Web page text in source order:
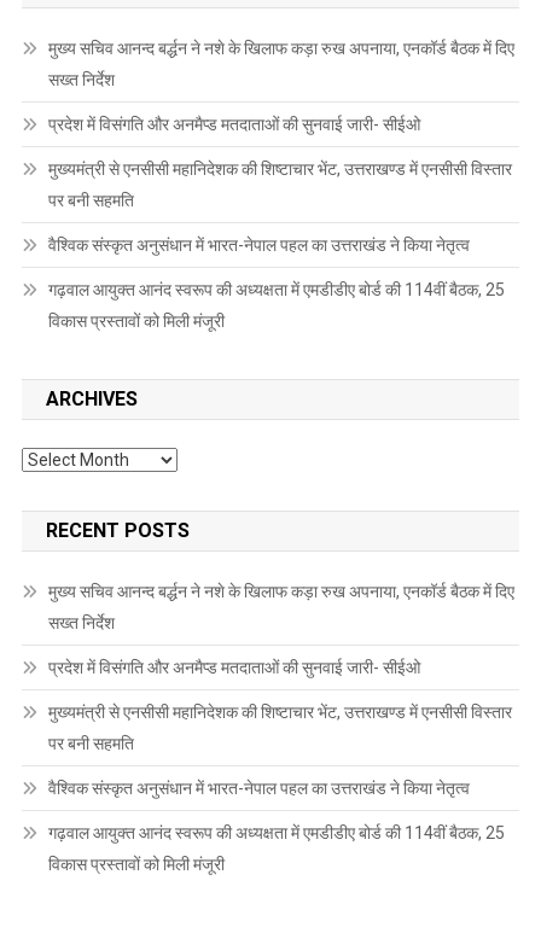
मुख्य सचिव आनन्द बर्द्धन ने नशे के खिलाफ कड़ा रुख अपनाया, एनकॉर्ड बैठक में दिए
सख्त निर्देश
प्रदेश में विसंगति और अनमैप्ड मतदाताओं की सुनवाई जारी- सीईओ
मुख्यमंत्री से एनसीसी महानिदेशक की शिष्टाचार भेंट, उत्तराखण्ड में एनसीसी विस्तार
पर बनी सहमति
वैश्विक संस्कृत अनुसंधान में भारत-नेपाल पहल का उत्तराखंड ने किया नेतृत्व
गढ़वाल आयुक्त आनंद स्वरूप की अध्यक्षता में एमडीडीए बोर्ड की 114वीं बैठक, 25
विकास प्रस्तावों को मिली मंजूरी
ARCHIVES
Archives
RECENT POSTS
मुख्य सचिव आनन्द बर्द्धन ने नशे के खिलाफ कड़ा रुख अपनाया, एनकॉर्ड बैठक में दिए
सख्त निर्देश
प्रदेश में विसंगति और अनमैप्ड मतदाताओं की सुनवाई जारी- सीईओ
मुख्यमंत्री से एनसीसी महानिदेशक की शिष्टाचार भेंट, उत्तराखण्ड में एनसीसी विस्तार
पर बनी सहमति
वैश्विक संस्कृत अनुसंधान में भारत-नेपाल पहल का उत्तराखंड ने किया नेतृत्व
गढ़वाल आयुक्त आनंद स्वरूप की अध्यक्षता में एमडीडीए बोर्ड की 114वीं बैठक, 25
विकास प्रस्तावों को मिली मंजूरी